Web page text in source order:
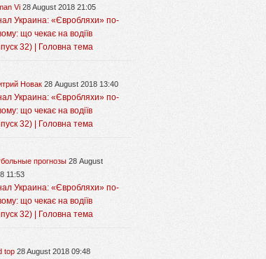
Vi 28 August 2018 21:05
Украина: «Євробляхи» по-
що чекає на водіїв
32) | Головна тема
Новак 28 August 2018 13:40
Украина: «Євробляхи» по-
що чекає на водіїв
32) | Головна тема
прогнозы 28 August
11:53
Украина: «Євробляхи» по-
що чекає на водіїв
32) | Головна тема
top 28 August 2018 09:48